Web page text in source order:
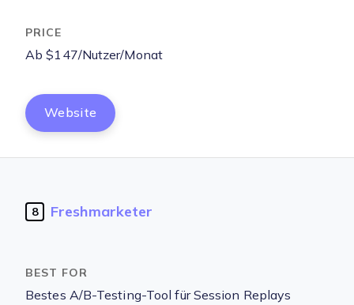
Ab $147/Nutzer/Monat
Website
8 Freshmarketer
Bestes A/B-Testing-Tool für Session Replays